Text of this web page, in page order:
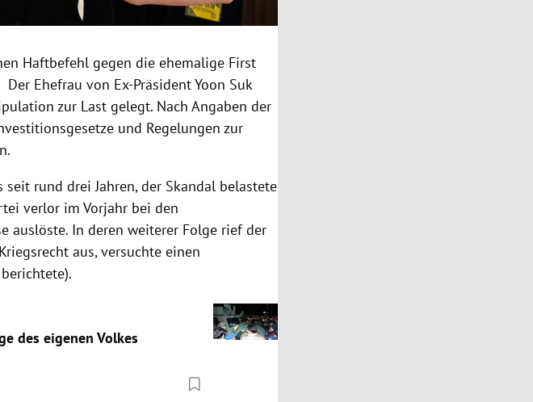
Haftbefehl gegen die ehemalige First
Ehefrau von Ex-Präsident Yoon Suk
zur Last gelegt. Nach Angaben der
und Regelungen zur
rund drei Jahren, der Skandal belastete
verlor im Vorjahr bei den
auslöste. In deren weiterer Folge rief der
aus, versuchte einen
des eigenen Volkes